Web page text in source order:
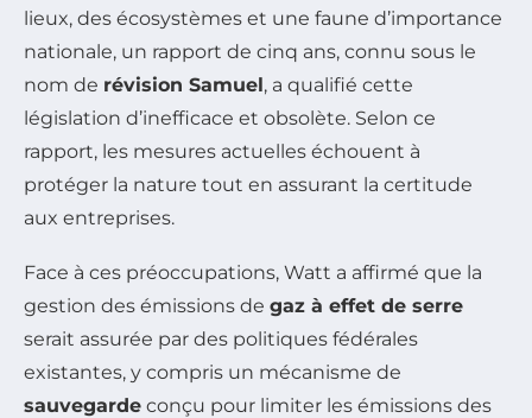
lieux, des écosystèmes et une faune d’importance
nationale, un rapport de cinq ans, connu sous le
nom de révision Samuel, a qualifié cette
législation d’inefficace et obsolète. Selon ce
rapport, les mesures actuelles échouent à
protéger la nature tout en assurant la certitude
aux entreprises.
Face à ces préoccupations, Watt a affirmé que la
gestion des émissions de gaz à effet de serre
serait assurée par des politiques fédérales
existantes, y compris un mécanisme de
sauvegarde conçu pour limiter les émissions des